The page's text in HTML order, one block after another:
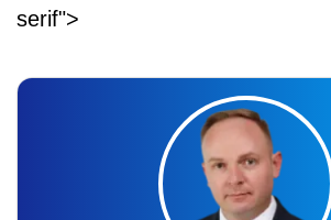
serif">